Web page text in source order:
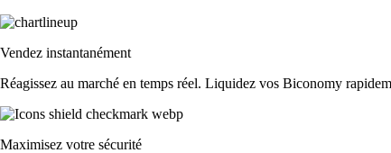
Vendez instantanément
Réagissez au marché en temps réel. Liquidez vos Biconomy
Maximisez votre sécurité